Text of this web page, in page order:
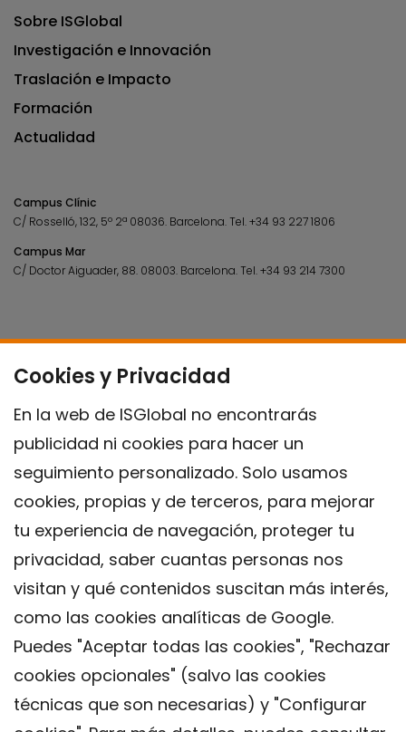
Cookies y Privacidad
En la web de ISGlobal no encontrarás
publicidad ni cookies para hacer un
seguimiento personalizado. Solo usamos
cookies, propias y de terceros, para mejorar
tu experiencia de navegación, proteger tu
privacidad, saber cuantas personas nos
visitan y qué contenidos suscitan más interés,
como las cookies analíticas de Google.
Puedes "Aceptar todas las cookies", "Rechazar
cookies opcionales" (salvo las cookies
técnicas que son necesarias) y "Configurar
Sobre ISGlobal
Investigación e Innovación
Traslación e Impacto
Formación
Actualidad
Campus Clínic
C/ Rosselló, 132, 5º 2ª 08036. Barcelona.Tel.+34 93 227 1806
Campus Mar
C/ Doctor Aiguader, 88. 08003. Barcelona.Tel.+34 93 214 7300
Contacto